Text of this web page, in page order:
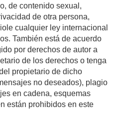
de contenido sexual,
de otra persona,
cualquier ley internacional
También está de acuerdo
por derechos de autor a
de los derechos o tenga
propietario de dicho
no deseados), plagio
en cadena, esquemas
están prohibidos en este